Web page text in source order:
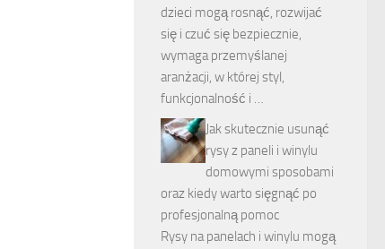
dzieci mogą rosnąć, rozwijać
się i czuć się bezpiecznie,
wymaga przemyślanej
aranżacji, w której styl,
funkcjonalność i …
Jak skutecznie usunąć
rysy z paneli i winylu
domowymi sposobami
oraz kiedy warto sięgnąć po
profesjonalną pomoc
Rysy na panelach i winylu mogą